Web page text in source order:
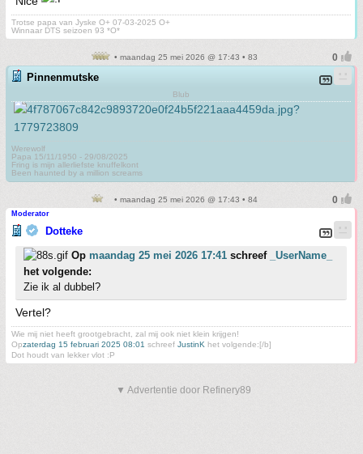
Trotse papa van Jyske O+ 07-03-2025 O+
Winnaar DTS seizoen 93 *O*
• maandag 25 mei 2026 @ 17:43 • 83
Pinnenmutske
Blub
Werewolf
Papa 15/11/1950 - 29/08/2025
Fring is mijn allerliefste knuffelkont
Been haunted by a million screams
• maandag 25 mei 2026 @ 17:43 • 84
Moderator
Dotteke
Op maandag 25 mei 2026 17:41 schreef
_UserName_
het volgende:
Zie ik al dubbel?
Vertel?
Wie mij niet heeft grootgebracht, zal mij ook niet klein krijgen!
Opzaterdag 15 februari 2025 08:01 schreef JustinK het volgende:[/b]
Dot houdt van lekker vlot :P
▼ Advertentie door Refinery89